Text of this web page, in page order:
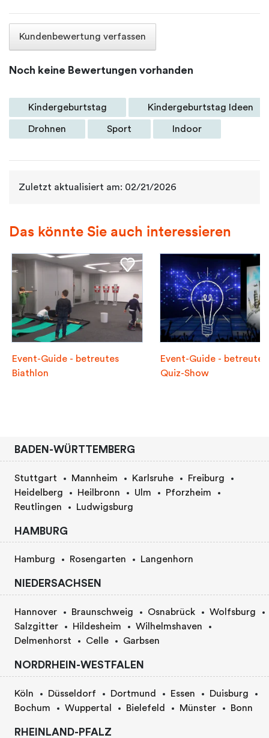
Kundenbewertung verfassen
Noch keine Bewertungen vorhanden
Kindergeburtstag Kindergeburtstag Ideen
Drohnen Sport Indoor
Zuletzt aktualisiert am: 02/21/2026
Das könnte Sie auch interessieren
Event-Guide - betreutes
Biathlon
Event-Guide - betreute
Quiz-Show
BADEN-WÜRTTEMBERG
Stuttgart Mannheim Karlsruhe
Freiburg
Heidelberg
Heilbronn Ulm
Pforzheim
Reutlingen
Ludwigsburg
HAMBURG
Hamburg Rosengarten Langenhorn
NIEDERSACHSEN
Hannover Braunschweig Osnabrück
Wolfsburg
Salzgitter
Hildesheim
Wilhelmshaven
Delmenhorst
Celle Garbsen
NORDRHEIN-WESTFALEN
Köln Düsseldorf Dortmund Essen
Duisburg
Bochum
Wuppertal Bielefeld Münster Bonn
RHEINLAND-PFALZ